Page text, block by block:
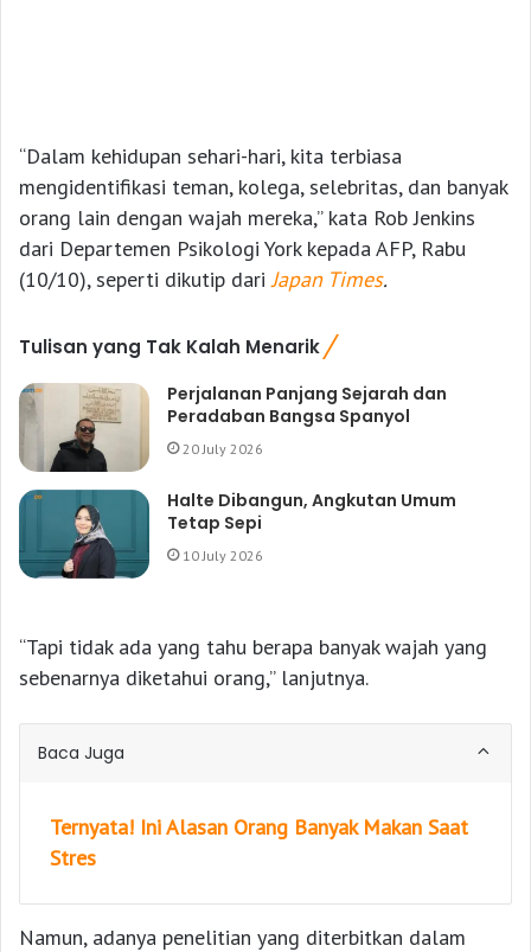
“Dalam kehidupan sehari-hari, kita terbiasa
mengidentifikasi teman, kolega, selebritas, dan banyak
orang lain dengan wajah mereka,” kata Rob Jenkins
dari Departemen Psikologi York kepada AFP, Rabu
(10/10), seperti dikutip dariJapan Times.
Tulisan yang Tak Kalah Menarik
Perjalanan Panjang Sejarah dan
Peradaban Bangsa Spanyol
20 July 2026
Halte Dibangun, Angkutan Umum
Tetap Sepi
10 July 2026
“Tapi tidak ada yang tahu berapa banyak wajah yang
sebenarnya diketahui orang,” lanjutnya.
Baca Juga
Ternyata! Ini Alasan Orang Banyak Makan Saat
Stres
Namun, adanya penelitian yang diterbitkan dalam